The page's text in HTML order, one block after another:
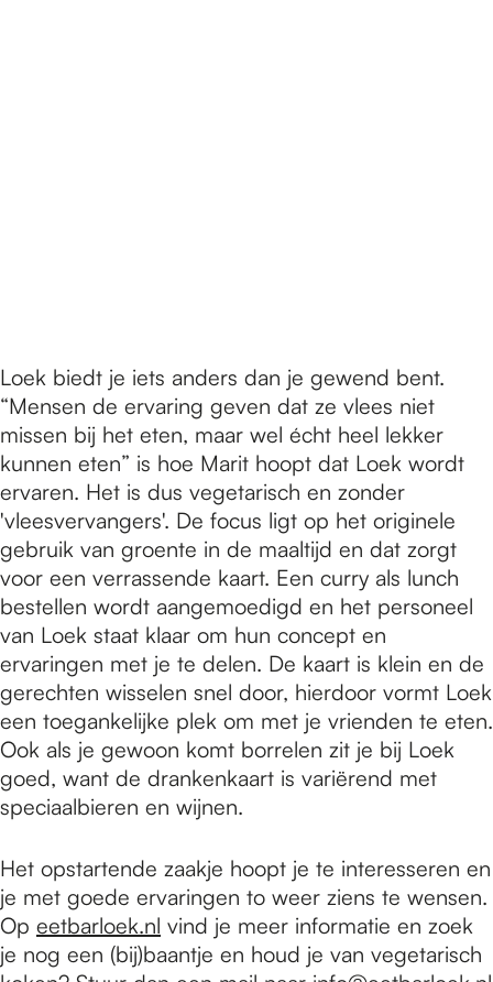
Loek biedt je iets anders dan je gewend bent.
“Mensen de ervaring geven dat ze vlees niet
missen bij het eten, maar wel écht heel lekker
kunnen eten” is hoe Marit hoopt dat Loek wordt
ervaren. Het is dus vegetarisch en zonder
'vleesvervangers'. De focus ligt op het originele
gebruik van groente in de maaltijd en dat zorgt
voor een verrassende kaart. Een curry als lunch
bestellen wordt aangemoedigd en het personeel
van Loek staat klaar om hun concept en
ervaringen met je te delen. De kaart is klein en de
gerechten wisselen snel door, hierdoor vormt Loek
een toegankelijke plek om met je vrienden te eten.
Ook als je gewoon komt borrelen zit je bij Loek
goed, want de drankenkaart is variërend met
speciaalbieren en wijnen.
Het opstartende zaakje hoopt je te interesseren en
je met goede ervaringen to weer ziens te wensen.
Op eetbarloek.nl vind je meer informatie en zoek
je nog een (bij)baantje en houd je van vegetarisch